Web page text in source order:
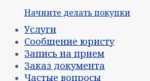
Начните делать покупки
Услуги
Сообщение юристу
Запись на прием
Заказ документа
Частые вопросы